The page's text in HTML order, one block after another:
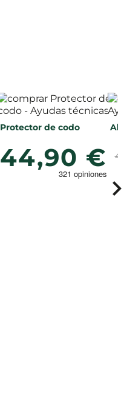
Protector de codo
44,90 €